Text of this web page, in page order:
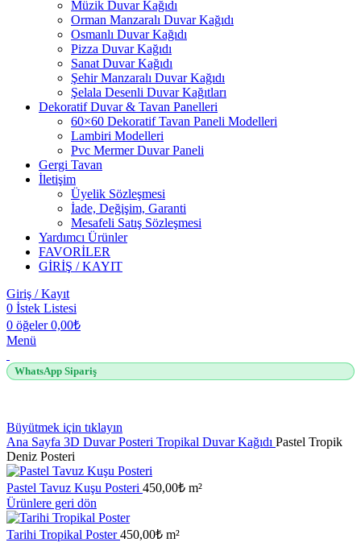
Müzik Duvar Kağıdı
Orman Manzaralı Duvar Kağıdı
Osmanlı Duvar Kağıdı
Pizza Duvar Kağıdı
Sanat Duvar Kağıdı
Şehir Manzaralı Duvar Kağıdı
Şelala Desenli Duvar Kağıtları
Dekoratif Duvar & Tavan Panelleri
60×60 Dekoratif Tavan Paneli Modelleri
Lambiri Modelleri
Pvc Mermer Duvar Paneli
Gergi Tavan
İletişim
Üyelik Sözleşmesi
İade, Değişim, Garanti
Mesafeli Satış Sözleşmesi
Yardımcı Ürünler
FAVORİLER
GİRİŞ / KAYIT
Giriş / Kayıt
0 İstek Listesi
0 öğeler 0,00₺
Menü
WhatsApp Sipariş
Büyütmek için tıklayın
Ana Sayfa 3D Duvar Posteri Tropikal Duvar Kağıdı Pastel Tropik
Deniz Posteri
Pastel Tavuz Kuşu Posteri 450,00₺ m²
Ürünlere geri dön
Tarihi Tropikal Poster450,00₺ m²